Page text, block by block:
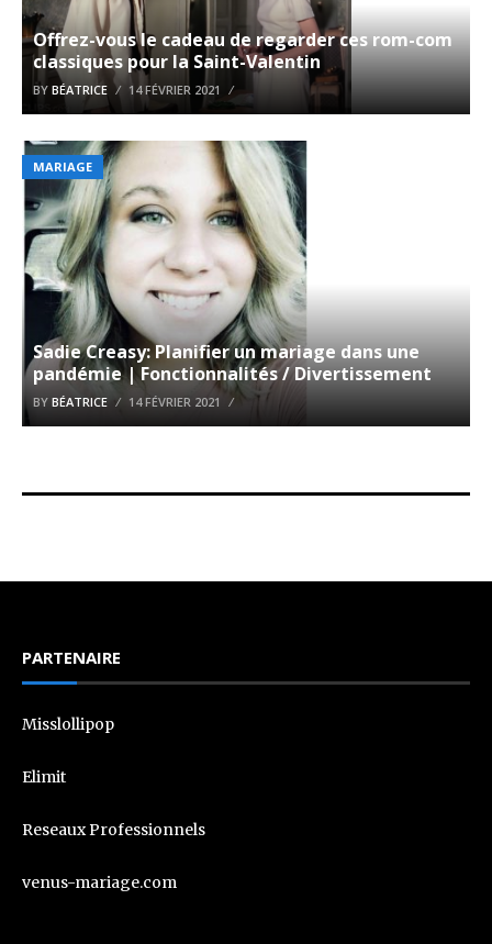
Offrez-vous le cadeau de regarder ces rom-com
classiques pour la Saint-Valentin
BY BÉATRICE 14 FÉVRIER 2021
MARIAGE
Sadie Creasy: Planifier un mariage dans une
pandémie | Fonctionnalités / Divertissement
BY BÉATRICE 14 FÉVRIER 2021
PARTENAIRE
Misslollipop
Elimit
Reseaux Professionnels
venus-mariage.com